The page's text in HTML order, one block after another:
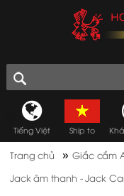
Tiếng Việt Ship to
Trang chủ »Giắc cắm
Jack âm thanh - Jack